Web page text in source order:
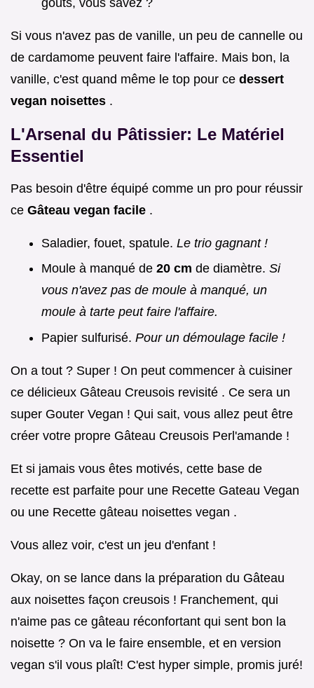
Si vous n'avez pas de vanille, un peu de cannelle ou
de cardamome peuvent faire l'affaire. Mais bon, la
vanille, c'est quand même le top pour ce dessert
vegan noisettes .
L'Arsenal du Pâtissier: Le Matériel
Essentiel
Pas besoin d'être équipé comme un pro pour réussir
ce Gâteau vegan facile .
Saladier, fouet, spatule. Le trio gagnant !
Moule à manqué de 20 cm de diamètre. Si
vous n'avez pas de moule à manqué, un
moule à tarte peut faire l'affaire.
Papier sulfurisé. Pour un démoulage facile !
On a tout ? Super ! On peut commencer à cuisiner
ce délicieux Gâteau Creusois revisité . Ce sera un
super Gouter Vegan ! Qui sait, vous allez peut être
créer votre propre Gâteau Creusois Perl'amande !
Et si jamais vous êtes motivés, cette base de
recette est parfaite pour une Recette Gateau Vegan
ou une Recette gâteau noisettes vegan .
Vous allez voir, c'est un jeu d'enfant !
Okay, on se lance dans la préparation du Gâteau
aux noisettes façon creusois ! Franchement, qui
n'aime pas ce gâteau réconfortant qui sent bon la
noisette ? On va le faire ensemble, et en version
vegan s'il vous plaît! C'est hyper simple, promis juré!